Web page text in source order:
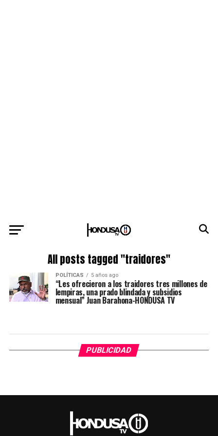
All posts tagged "traidores"
POLÍTICAS 5 años ago
“Les ofrecieron a los traidores tres millones de
lempiras, una prado blindada y subsidios
mensual” Juan Barahona-HONDUSA TV
PUBLICIDAD